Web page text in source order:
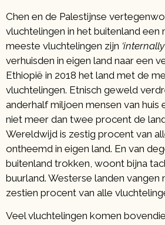
Chen en de Palestijnse
vluchtelingen in het buitenland een
meeste vluchtelingen zijn
verhuisden in eigen land naar een
Ethiopië in 2018 het land met de
vluchtelingen. Etnisch geweld
anderhalf miljoen mensen van huis
niet meer dan twee procent de
Wereldwijd is zestig procent van
ontheemd in eigen land. En van
buitenland trokken, woont bijna
buurland. Westerse landen vangen
zestien procent van alle
Veel vluchtelingen komen